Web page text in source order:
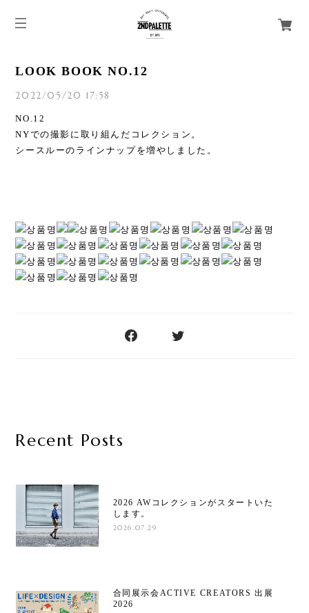
LOOK BOOK NO.12
2022/05/20 17:58
NO.12
NYでの撮影に取り組んだコレクション。
シースルーのラインナップを増やしました。
Recent Posts
2026 AWコレクションがスタートいた
します。
2026.07.29
合同展示会ACTIVE CREATORS 出展
2026